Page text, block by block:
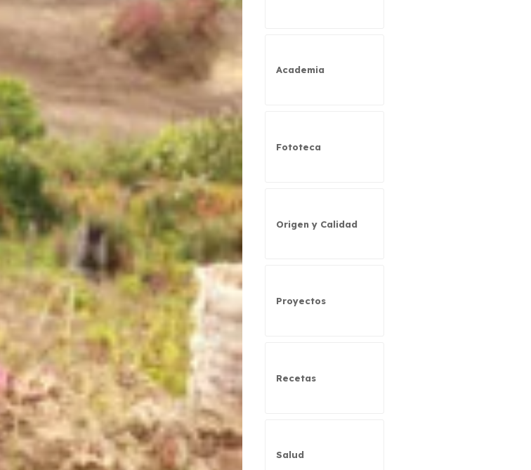
Academia
Fototeca
Origen y Calidad
Proyectos
Recetas
Salud